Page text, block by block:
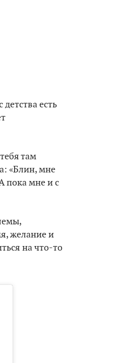
есть
там
«Блин, мне
пока мне и с
желание и
на что-то